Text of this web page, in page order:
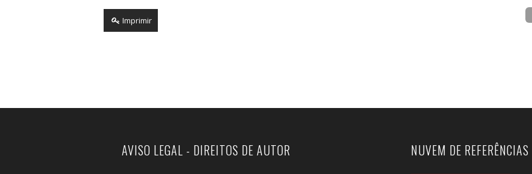
Imprimir
AVISO LEGAL - DIREITOS DE AUTOR NUVEM DE REFERÊNCIAS